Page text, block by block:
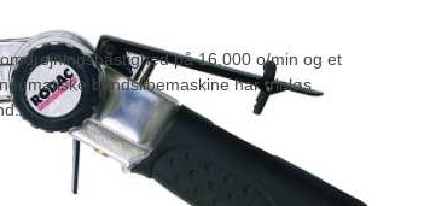
på 16.000 o/min og et
båndslibemaskine har trinløs